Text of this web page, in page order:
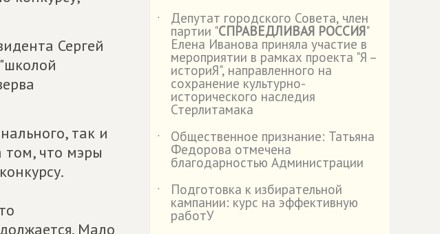
Сергей
так и
том, что мэры
Мало
˙
Депутат городского Совета, член
партии "СПРАВЕДЛИВАЯ РОССИЯ"
Елена Иванова приняла участие в
мероприятии в рамках проекта "Я –
историЯ", направленного на
сохранение культурно-
исторического наследия
Стерлитамака
˙
Общественное признание: Татьяна
Федорова отмечена
благодарностью Администрации
˙
Подготовка к избирательной
кампании: курс на эффективную
работУ